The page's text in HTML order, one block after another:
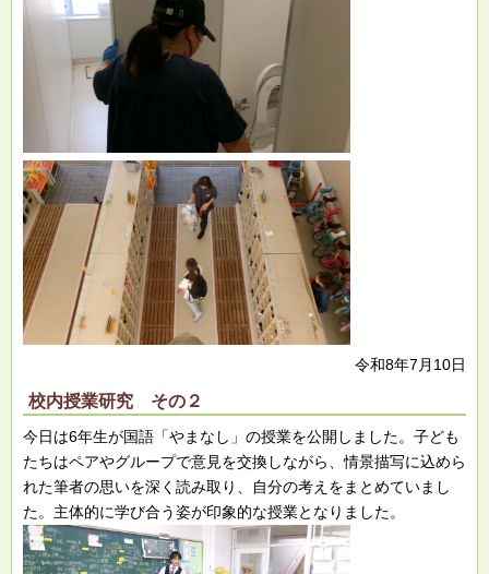
令和8年7月10日
校内授業研究 その２
今日は6年生が国語「やまなし」の授業を公開しました。子ども
たちはペアやグループで意見を交換しながら、情景描写に込めら
れた筆者の思いを深く読み取り、自分の考えをまとめていまし
た。主体的に学び合う姿が印象的な授業となりました。